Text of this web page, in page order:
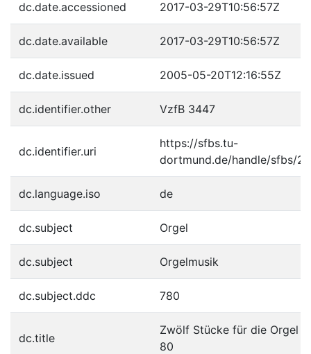
dc.date.accessioned 2017-03-29T10:56:57Z
dc.date.available 2017-03-29T10:56:57Z
dc.date.issued 2005-05-20T12:16:55Z
dc.identifier.other VzfB 3447
dc.identifier.uri
https://sfbs.tu-
dortmund.de/handle/sfbs/
dc.language.iso de
dc.subject Orgel
dc.subject Orgelmusik
dc.subject.ddc 780
dc.title
Zwölf Stücke für die Orgel
80